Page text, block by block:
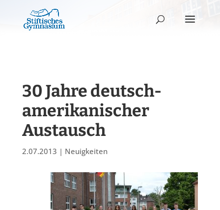
30 Jahre deutsch-
amerikanischer
Austausch
2.07.2013 | Neuigkeiten